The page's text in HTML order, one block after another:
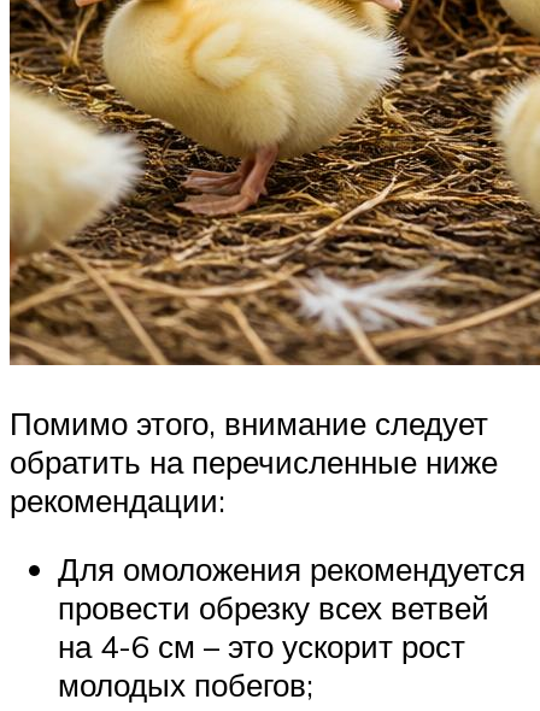
Помимо этого, внимание следует
обратить на перечисленные ниже
рекомендации:
Для омоложения рекомендуется
провести обрезку всех ветвей
на 4-6 см – это ускорит рост
молодых побегов;